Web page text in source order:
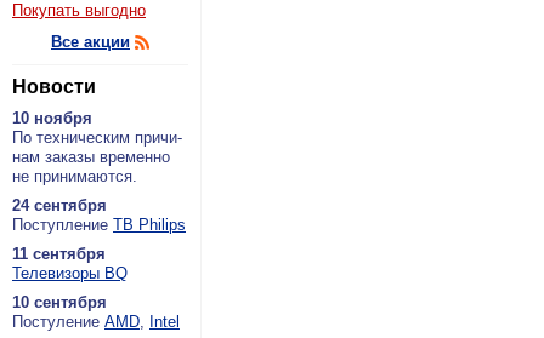
Покупать выгодно
Все акции
Новости
10 ноября
По тех­ни­че­ским при­чи­
нам за­ка­зы вре­мен­но
не при­ни­ма­ют­ся.
24 сентября
По­ступ­ле­ние ТВ Philips
11 сентября
Теле­ви­зо­ры BQ
10 сентября
По­сту­ле­ние AMD, Intel